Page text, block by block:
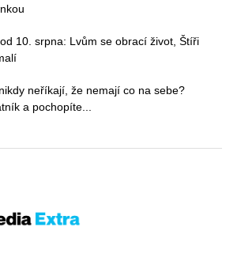
10. srpna: Lvům se obrací život, Štíři
neříkají, že nemají co na sebe?
a pochopíte...